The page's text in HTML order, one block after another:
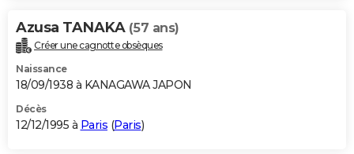
Azusa TANAKA (57 ans)
Créer une cagnotte obsèques
Naissance
18/09/1938 à KANAGAWA JAPON
Décès
12/12/1995 à Paris (Paris)